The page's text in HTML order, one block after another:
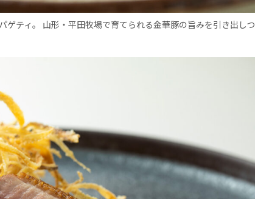
ゲティ。 山形・平田牧場で育てられる金華豚の旨みを引き出しつ